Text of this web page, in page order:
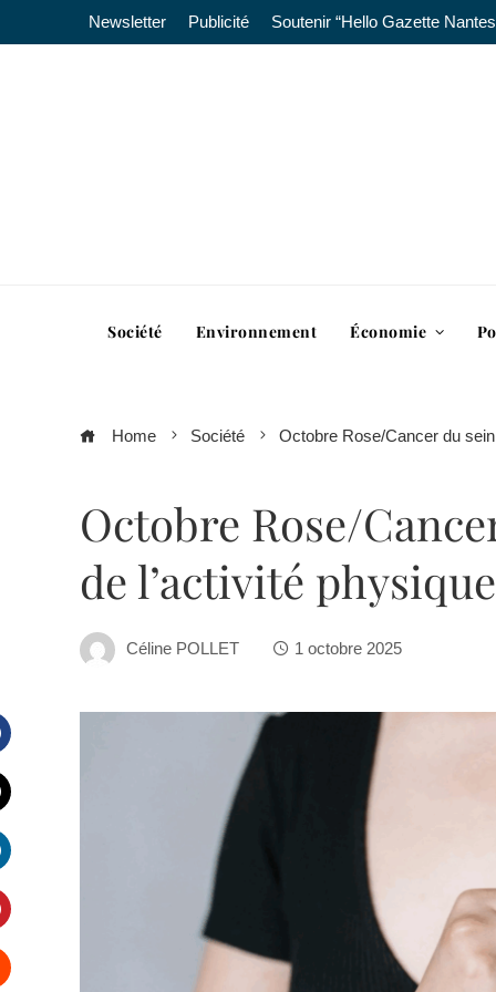
Newsletter Publicité Soutenir “Hello Gazette
Société Environnement Économie
Home Société Octobre Rose/Cancer du
Octobre Rose/
de l’activité physique
Céline POLLET 1 octobre 2025